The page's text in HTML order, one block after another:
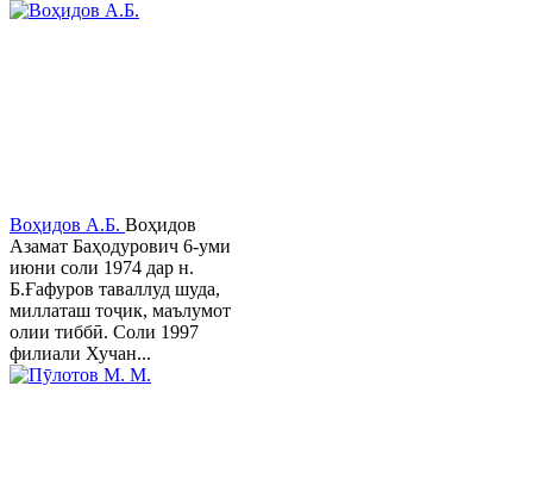
Воҳидов А.Б. Воҳидов
Азамат Баҳодурович 6-уми
июни соли 1974 дар н.
Б.Ғафуров таваллуд шуда,
миллаташ тоҷик, маълумот
олии тиббӣ. Соли 1997
филиали Хучан...